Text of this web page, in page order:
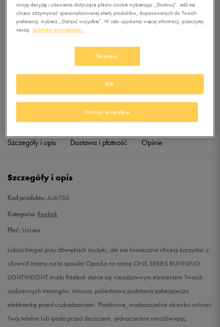
+ 0 PKT WKLUBIE 50 STYLE
Jeśli artykuł będzie ponownie dostępny, otrzymasz od nas powiadomienie.
Powiadom o dostępności
Sprawdź dostępność w salonach
Szczegóły i opis Dostawa i płatność Opinie
Szczegóły i opis
Kod produktu: AJ6750
Kategoria: Reebok
Płeć: Unisex
Lubisz biegać przy dźwiękach muzyki, ale nie koniecznie chcesz korzystać z
siłowni? Mamy na to sposób! Opaska na ramię ONE SERIES RUNNING
LIGHTWEIGHT marki Reebok stanie się nieodzownym elementem Twoich
codziennych treningów. Mocna, poliestrowa podstawa zabezpiecza
elektronikę przed uszkodzeniami. Plastikowe, wodoszczelne okienko ochroni
Twój telefon lub ipoda przed deszczem, jednocześnie umożliwiając
swoją decyzję i ustawienia dotyczące plików cookie wybierając „Dostosuj”. Jeśli nie
chcesz otrzymywać spersonalizowanej oferty produktów, dopasowanych do Twoich
preferencji, wybierz „Odrzuć wszystkie”. W celu uzyskania więcej informacji, przeczytaj
naszą
politykę prywatności.
Dostosuj
Odrzuć wszystkie
OK